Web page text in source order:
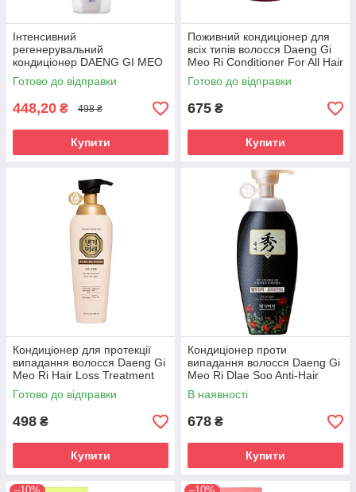
Інтенсивний
регенерувальний
кондиціонер DAENG GI MEO
RI Vitalizing Treatment, 300
мл
Готово до відправки
448,20 ₴ 498 ₴
Купити
Поживний кондиціонер для
всіх типів волосся Daeng Gi
Meo Ri Conditioner For All Hair
Types, 500 ml
Готово до відправки
675 ₴
Купити
Кондиціонер для протекції
випадання волосся Daeng Gi
Meo Ri Hair Loss Treatment
For All Hair Types, 400ml
Готово до відправки
498 ₴
Купити
Кондиціонер проти
випадання волосся Daeng Gi
Meo Ri Dlae Soo Anti-Hair
Loss Treatment 400 ml
В наявності
678 ₴
Купити